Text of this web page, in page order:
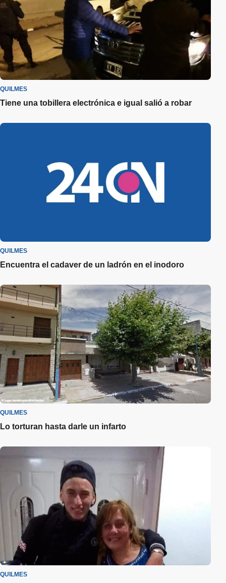
QUILMES
Tiene una tobillera electrónica e igual salió a robar
QUILMES
Encuentra el cadaver de un ladrón en el inodoro
QUILMES
Lo torturan hasta darle un infarto
QUILMES